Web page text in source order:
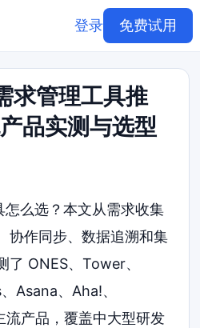
登录 免费试用
求管理工具推
品实测与选型
么选？本文从需求收集
协作同步、数据追溯和集
了 ONES、Tower、
Asana、Aha!、
产品，覆盖中大型研发